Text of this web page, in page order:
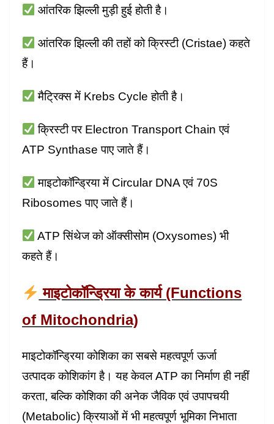
आंतरिक झिल्ली मुड़ी हुई होती है।
आंतरिक झिल्ली की तहों को क्रिस्टी (Cristae) कहते
हैं।
मैट्रिक्स में Krebs Cycle होती है।
क्रिस्टी पर Electron Transport Chain एवं
ATP Synthase पाए जाते हैं।
माइटोकॉन्ड्रिया में Circular DNA एवं 70S
Ribosomes पाए जाते हैं।
ATP सिंथेज को ऑक्सीसोम (Oxysomes) भी
कहते हैं।
माइटोकॉन्ड्रिया के कार्य (Functions
of Mitochondria)
माइटोकॉन्ड्रिया कोशिका का सबसे महत्वपूर्ण ऊर्जा
उत्पादक कोशिकांग है। यह केवल ATP का निर्माण ही नहीं
करता, बल्कि कोशिका की अनेक जैविक एवं उपापचयी
(Metabolic) क्रियाओं में भी महत्वपूर्ण भूमिका निभाता